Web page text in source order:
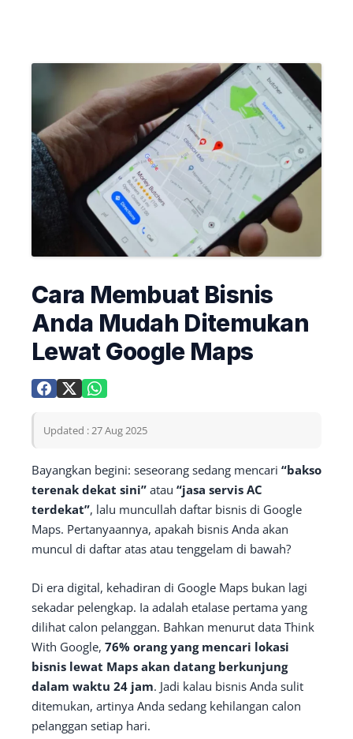
Cara Membuat Bisnis
Anda Mudah Ditemukan
Lewat Google Maps
Updated : 27 Aug 2025
Bayangkan begini: seseorang sedang mencari “bakso
terenak dekat sini” atau “jasa servis AC
terdekat”, lalu muncullah daftar bisnis di Google
Maps. Pertanyaannya, apakah bisnis Anda akan
muncul di daftar atas atau tenggelam di bawah?
Di era digital, kehadiran di Google Maps bukan lagi
sekadar pelengkap. Ia adalah etalase pertama yang
dilihat calon pelanggan. Bahkan menurut data Think
With Google, 76% orang yang mencari lokasi
bisnis lewat Maps akan datang berkunjung
dalam waktu 24 jam. Jadi kalau bisnis Anda sulit
ditemukan, artinya Anda sedang kehilangan calon
pelanggan setiap hari.